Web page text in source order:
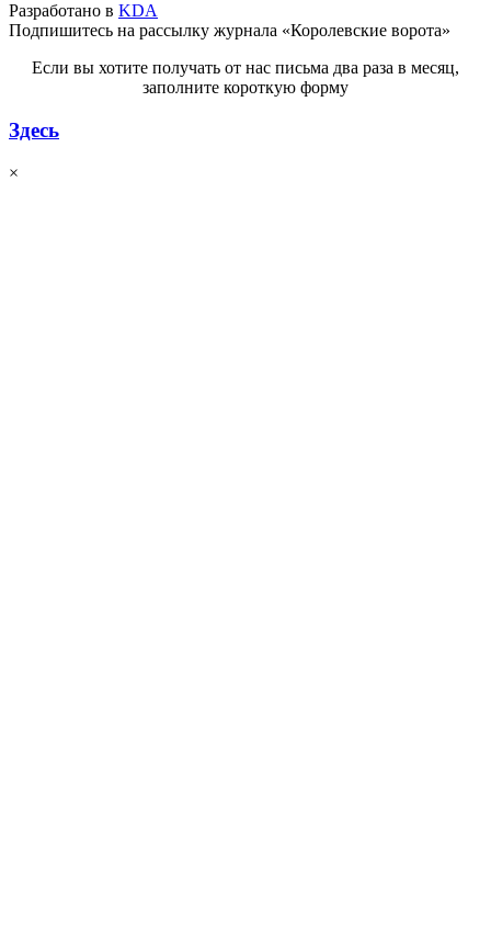
Разработано в KDA
Подпишитесь на рассылку журнала «Королевские ворота»
Если вы хотите получать от нас письма два раза в месяц,
заполните короткую форму
Здесь
×